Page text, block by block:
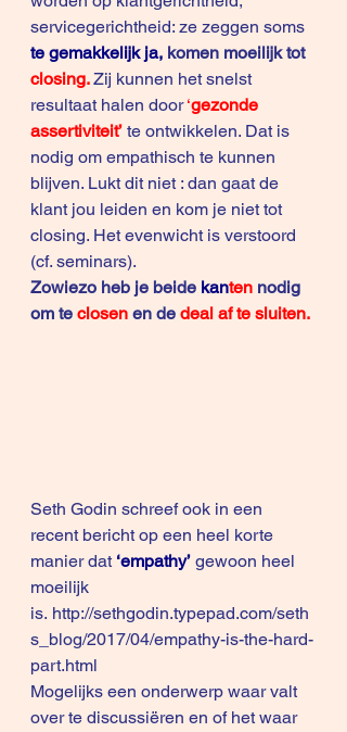
servicegerichtheid: ze zeggen soms
te gemakkelijk ja, komen moeilijk tot
closing. Zij kunnen het snelst
resultaat halen door ‘gezonde
assertiviteit’ te ontwikkelen. Dat is
nodig om empathisch te kunnen
blijven. Lukt dit niet : dan gaat de
klant jou leiden en kom je niet tot
closing. Het evenwicht is verstoord
(cf. seminars).
Zowiezo heb je beide kanten nodig
om te closen en de deal af te sluiten.
Seth Godin schreef ook in een
recent bericht op een heel korte
manier dat ‘empathy’ gewoon heel
moeilijk
is. http://sethgodin.typepad.com/seth
s_blog/2017/04/empathy-is-the-hard-
part.html
Mogelijks een onderwerp waar valt
over te discussiëren en of het waar